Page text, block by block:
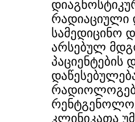
რადიაციული
სამედიცინო
არსებულ
კლინიკათა